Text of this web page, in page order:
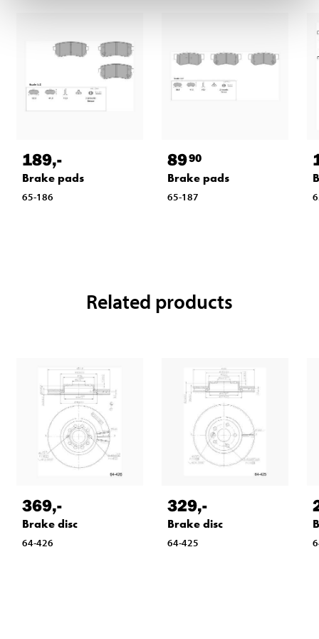
189,-
Brake pads
65-186
8990
Brake pads
65-187
Related products
369,-
Brake disc
64-426
329,-
Brake disc
64-425